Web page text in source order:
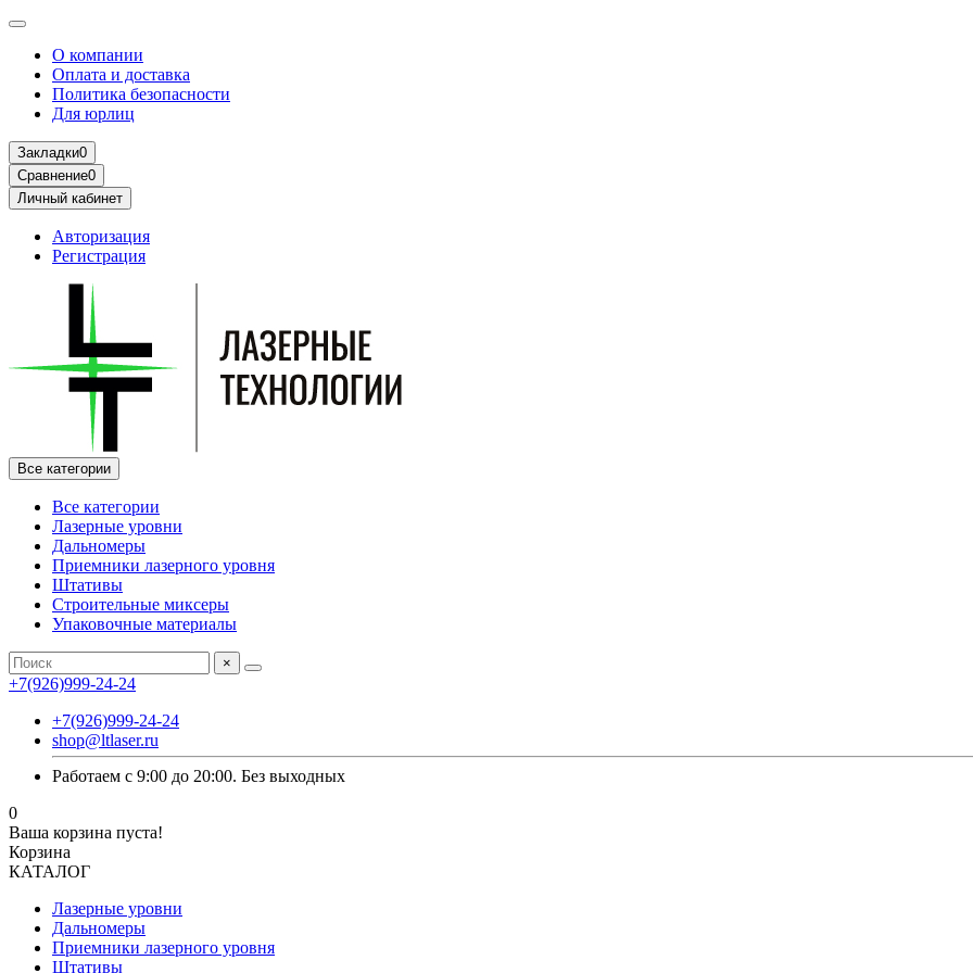
О компании
Оплата и доставка
Политика безопасности
Для юрлиц
Закладки0
Сравнение0
Личный кабинет
Авторизация
Регистрация
Все категории
Все категории
Лазерные уровни
Дальномеры
Приемники лазерного уровня
Штативы
Строительные миксеры
Упаковочные материалы
×
+7(926)999-24-24
+7(926)999-24-24
shop@ltlaser.ru
Работаем с 9:00 до 20:00. Без выходных
0
Ваша корзина пуста!
Корзина
КАТАЛОГ
Лазерные уровни
Дальномеры
Приемники лазерного уровня
Штативы